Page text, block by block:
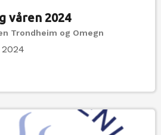
våren 2024
Trondheim og Omegn